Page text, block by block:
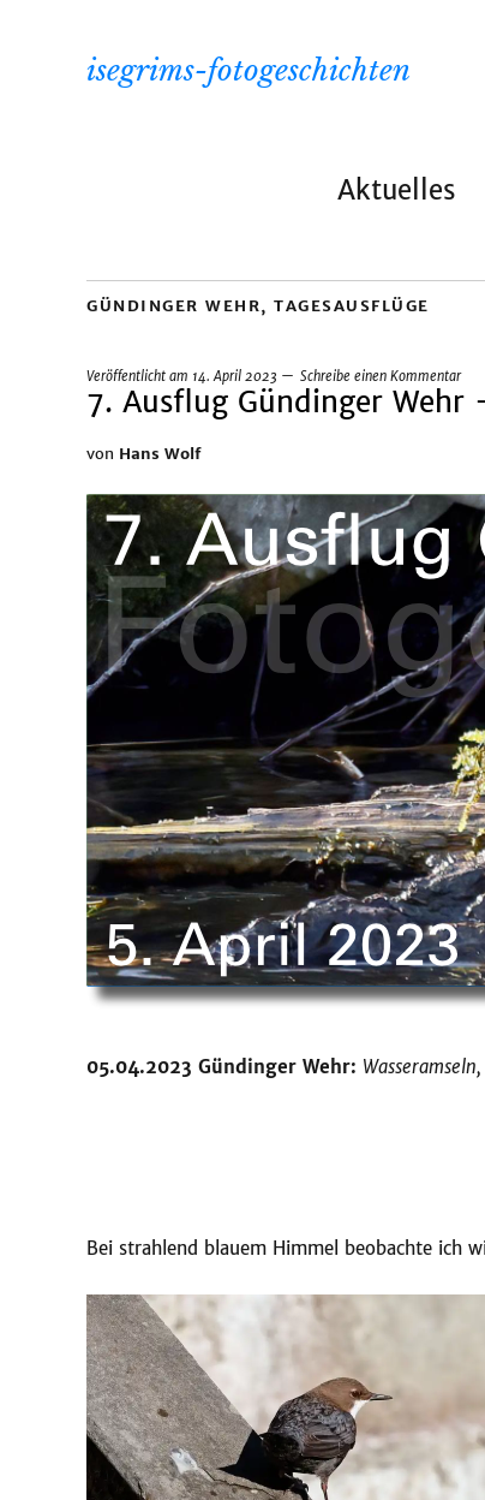
isegrims-fotogeschichten
Aktuelles
GÜNDINGER WEHR, TAGESAUSFLÜGE
Veröffentlicht am 14. April 2023 Schreibe einen Kommentar
7. Ausflug Gündinger Wehr
von Hans Wolf
05.04.2023 Gündinger Wehr:
Bei strahlend blauem Himmel beobachte ich